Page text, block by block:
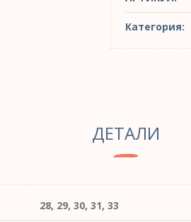
Категория:
ДЕТАЛИ
28, 29, 30, 31, 33